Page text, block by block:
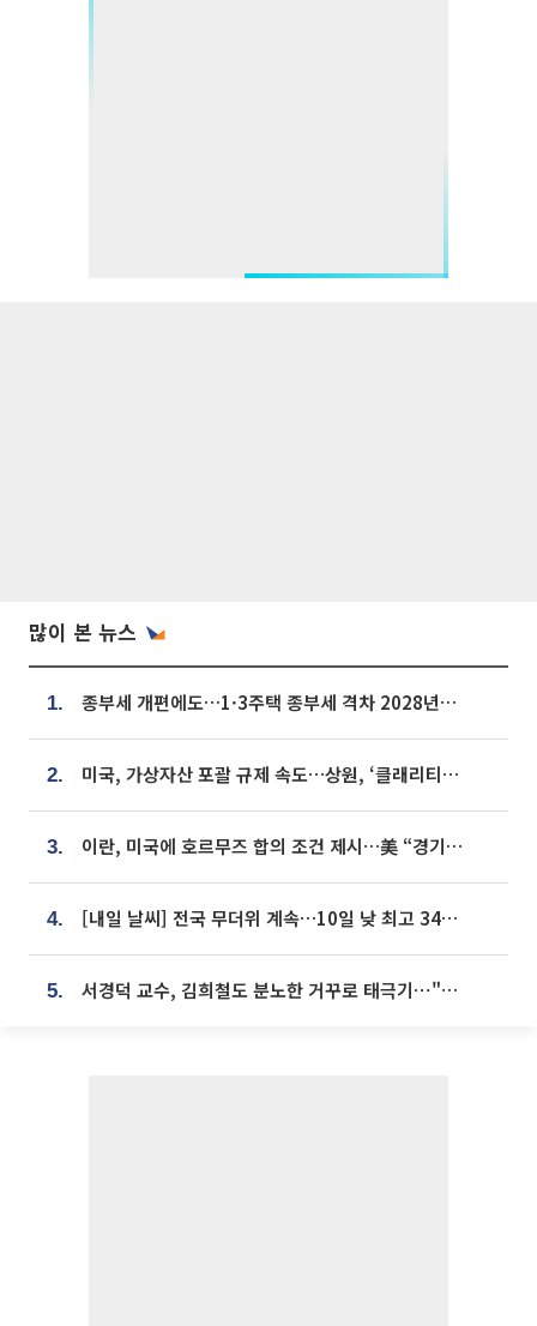
많이 본 뉴스
1. 종부세 개편에도…1·3주택 종부세 격차 2028년부터 확대
2. 미국, 가상자산 포괄 규제 속도…상원, ‘클래리티법’ 9월 절차투표 추진
3. 이란, 미국에 호르무즈 합의 조건 제시…美 “경기 아직 안 끝나” [종합]
4. [내일 날씨] 전국 무더위 계속…10일 낮 최고 34도 육박
5. 서경덕 교수, 김희철도 분노한 거꾸로 태극기⋯"엉터리는 아냐, 아쉬울 뿐"